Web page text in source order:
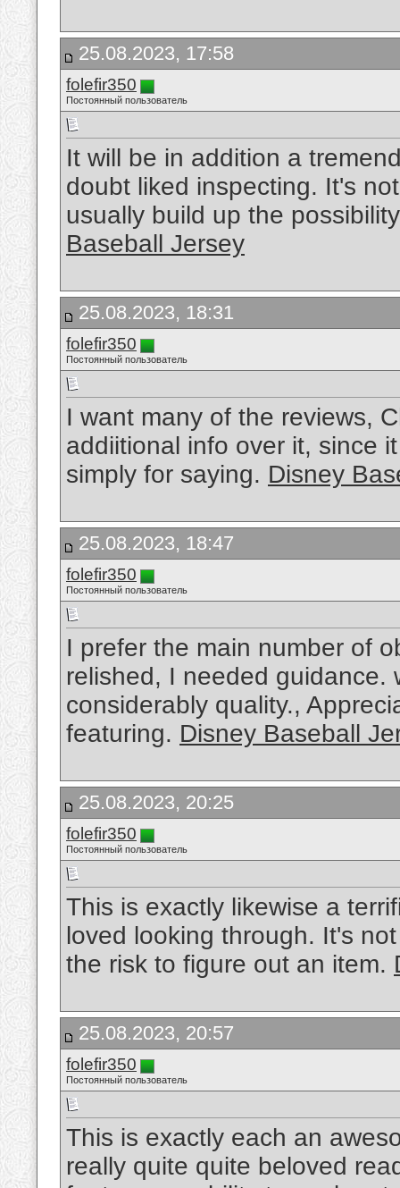
25.08.2023, 17:58
folefir350
Постоянный пользователь
It will be in addition a
doubt liked inspecting. It's
usually build up the
Baseball Jersey
25.08.2023, 18:31
folefir350
Постоянный пользователь
I want many of the reviews,
addiitional info over it, since
simply for saying. Disney
25.08.2023, 18:47
folefir350
Постоянный пользователь
I prefer the main number of
relished, I needed guidance.
considerably quality.,
featuring. Disney Baseball
25.08.2023, 20:25
folefir350
Постоянный пользователь
This is exactly likewise a
loved looking through. It's
the risk to figure out an item.
25.08.2023, 20:57
folefir350
Постоянный пользователь
This is exactly each an
really quite quite beloved